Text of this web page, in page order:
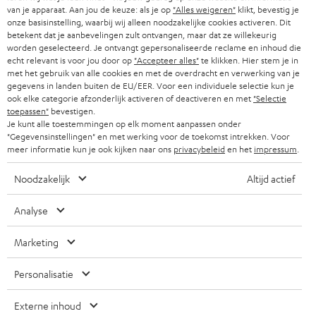
b
r
i
e
f
SMART HOME
BLUETOOTH
KOPTELEFOONS
BLUETOOTH KOPTELEFOONS
COMPLETE SETS
B2B
PARTNERPROGRAMMA
BLOG
NEWSLETTER
STORES
TEUFEL STORY
MANAGEMENT
DUURZAAMHEID
NORMEN EN WAARDES
ZWITSERLAND
NEDERLAND
BELGIË
FRANKRIJK
SPANJE
ITALIË
USA
'Kennelijke' (typ)fouten voorbehouden. De op de foto's afgebeelde
verwijderingskosten voor batterijen zijn bij de prijs inbegrepen.
©2026 Lautsprecher Teufel GmbH - All rights reserved.
van je apparaat. Aan jou de keuze: als je op "Alles weigeren" klikt, bevestig je
onze basisinstelling, waarbij wij alleen noodzakelijke cookies activeren. Dit
betekent dat je aanbevelingen zult ontvangen, maar dat ze willekeurig
worden geselecteerd. Je ontvangt gepersonaliseerde reclame en inhoud die
echt relevant is voor jou door op "Accepteer alles"te klikken. Hier stem je in
met het gebruik van alle cookies en met de overdracht en verwerking van je
gegevens in landen buiten de EU/EER. Voor een individuele selectie kun je
ook elke categorie afzonderlijk activeren of deactiveren en met "Selectie
toepassen" bevestigen.
Je kunt alle toestemmingen op elk moment aanpassen onder
"Gegevensinstellingen" en met werking voor de toekomst intrekken. Voor
meer informatie kun je ook kijken naar ons privacybeleiden het impressum
Noodzakelijk Altijd actief
Analyse
Marketing
Personalisatie
Externe inhoud